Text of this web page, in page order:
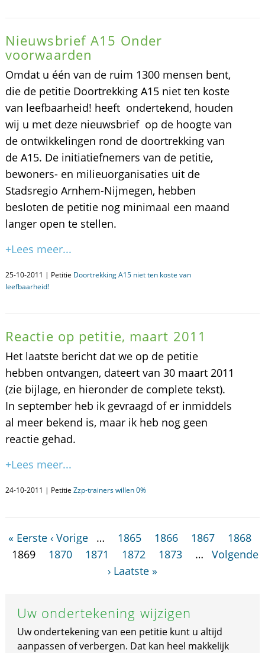
Nieuwsbrief A15 Onder
voorwaarden
Omdat u één van de ruim 1300 mensen bent,
die de petitie Doortrekking A15 niet ten koste
van leefbaarheid! heeft ondertekend, houden
wij u met deze nieuwsbrief op de hoogte van
de ontwikkelingen rond de doortrekking van
de A15. De initiatiefnemers van de petitie,
bewoners- en milieuorganisaties uit de
Stadsregio Arnhem-Nijmegen, hebben
besloten de petitie nog minimaal een maand
langer open te stellen.
+Lees meer...
25-10-2011 | Petitie Doortrekking A15 niet ten koste van
leefbaarheid!
Reactie op petitie, maart 2011
Het laatste bericht dat we op de petitie
hebben ontvangen, dateert van 30 maart 2011
(zie bijlage, en hieronder de complete tekst).
In september heb ik gevraagd of er inmiddels
al meer bekend is, maar ik heb nog geen
reactie gehad.
+Lees meer...
24-10-2011 | Petitie Zzp-trainers willen 0%
« Eerste ‹ Vorige … 1865 1866 1867
1868
1869
1870 1871 1872 1873 …
Volgende
› Laatste »
Uw ondertekening wijzigen
Uw ondertekening van een petitie kunt u altijd
aanpassen of verbergen. Dat kan heel makkelijk